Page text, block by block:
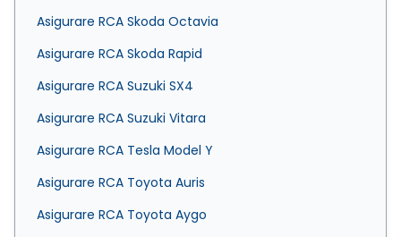
Asigurare RCA Skoda Octavia
Asigurare RCA Skoda Rapid
Asigurare RCA Suzuki SX4
Asigurare RCA Suzuki Vitara
Asigurare RCA Tesla Model Y
Asigurare RCA Toyota Auris
Asigurare RCA Toyota Aygo